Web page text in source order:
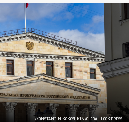
/KONSTANTIN KOKOSHKIN/GLOBAL LOOK PRESS